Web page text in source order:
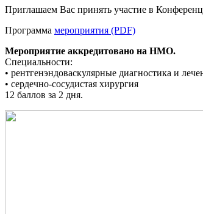
Приглашаем Вас принять участие в
Программа мероприятия (PDF)
Мероприятие аккредитовано на НМО.
Специальности:
• рентгенэндоваскулярные диагностика и
• сердечно-сосудистая хирургия
12 баллов за 2 дня.